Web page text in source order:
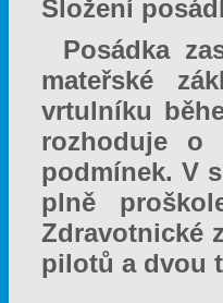
Složení
Posádka
mateřské
vrtulníku
rozhoduje o
podmínek. V
plně
Zdravotnické
pilotů a dvou